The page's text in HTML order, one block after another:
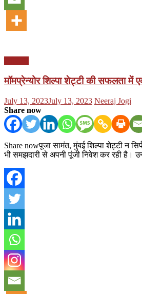
मॉमप्रेन्योर शिल्पा शेट्टी की सफलता
Posted
on
July 13, 2023July 13, 2023 Author
Neeraj Jogi
Share now
Share nowपूजा सामंत, मुंबई शिल्पा शेट्टी न
भी समझदारी से अपनी पूंजी निवेश कर रही है।